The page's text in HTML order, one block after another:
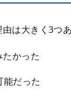
は大きく3つあ
かった
能だった